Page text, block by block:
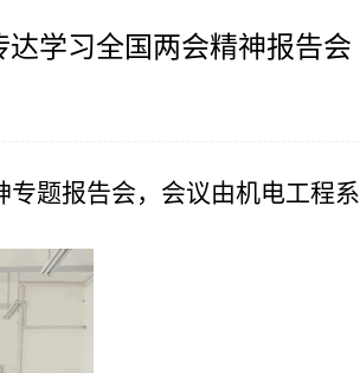
学习全国两会精神报告会
专题报告会，会议由机电工程系